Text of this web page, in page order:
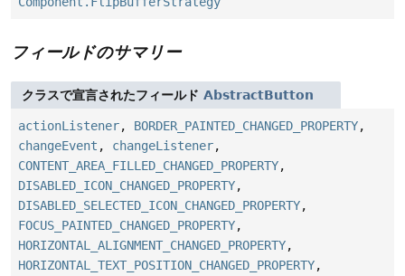
フィールドのサマリー
クラスで宣言されたフィールド AbstractButton
actionListener, BORDER_PAINTED_CHANGED_PROPERTY,
changeEvent , changeListener,
CONTENT_AREA_FILLED_CHANGED_PROPERTY,
DISABLED_ICON_CHANGED_PROPERTY,
DISABLED_SELECTED_ICON_CHANGED_PROPERTY,
FOCUS_PAINTED_CHANGED_PROPERTY,
HORIZONTAL_ALIGNMENT_CHANGED_PROPERTY,
HORIZONTAL_TEXT_POSITION_CHANGED_PROPERTY,